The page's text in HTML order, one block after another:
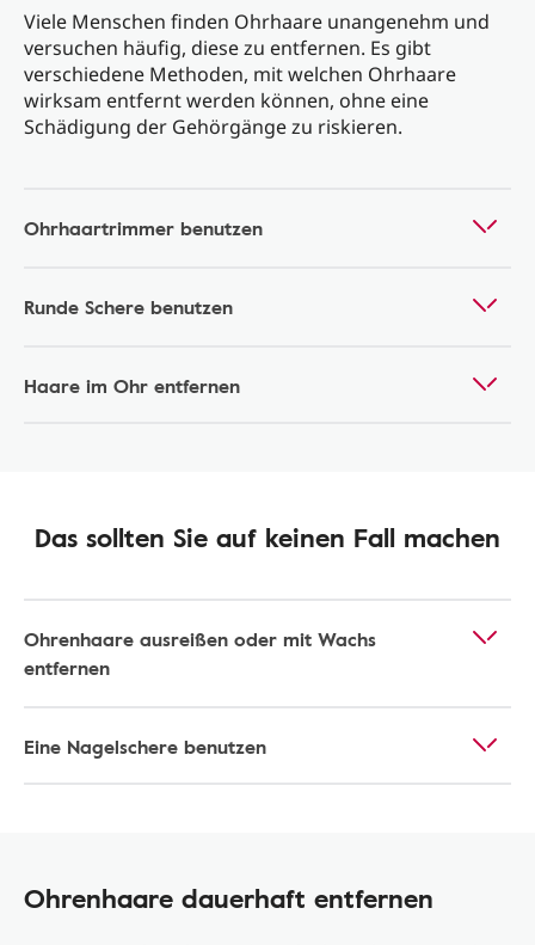
Viele Menschen finden Ohrhaare unangenehm und
versuchen häufig, diese zu entfernen. Es gibt
verschiedene Methoden, mit welchen Ohrhaare
wirksam entfernt werden können, ohne eine
Schädigung der Gehörgänge zu riskieren.
Ohrhaartrimmer benutzen
Runde Schere benutzen
Haare im Ohr entfernen
Das sollten Sie auf keinen Fall machen
Ohrenhaare ausreißen oder mit Wachs
entfernen
Eine Nagelschere benutzen
Ohrenhaare dauerhaft entfernen